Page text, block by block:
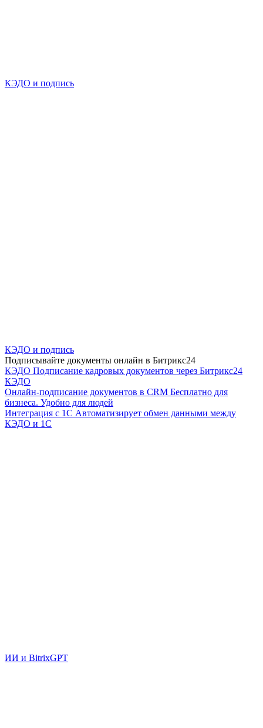
КЭДО и подпись
КЭДО и подпись
Подписывайте документы онлайн в Битрикс24
КЭДО Подписание кадровых документов через Битрикс24
КЭДО
Онлайн-подписание документов в CRM Бесплатно для
бизнеса. Удобно для людей
Интеграция с 1С Автоматизирует обмен данными между
КЭДО и 1С
ИИ и BitrixGPT